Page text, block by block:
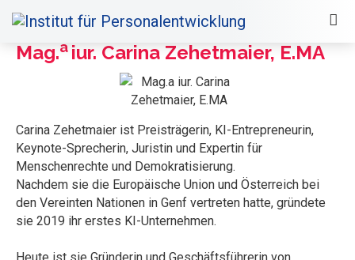
Mag.a iur. Carina Zehetmaier, E.MA
Carina Zehetmaier ist Preisträgerin, KI-Entrepreneurin,
Keynote-Sprecherin, Juristin und Expertin für
Menschenrechte und Demokratisierung.
Nachdem sie die Europäische Union und Österreich bei
den Vereinten Nationen in Genf vertreten hatte, gründete
sie 2019 ihr erstes KI-Unternehmen.